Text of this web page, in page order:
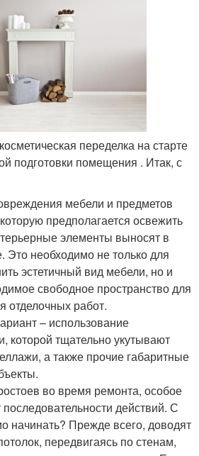
переделка на старте
подготовки помещения . Итак, с
мебели и предметов
предполагается освежить
элементы выносят в
Это необходимо не только для
эстетичный вид мебели, но и
свободное пространство для
отделочных работ.
– использование
которой тщательно укутывают
а также прочие габаритные
во время ремонта, особое
действий. С
начинать? Прежде всего, доводят
передвигаясь по стенам,